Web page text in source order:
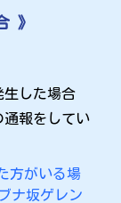
》
生した場合
通報をしてい
方がいる場
ナ坂ゲレン